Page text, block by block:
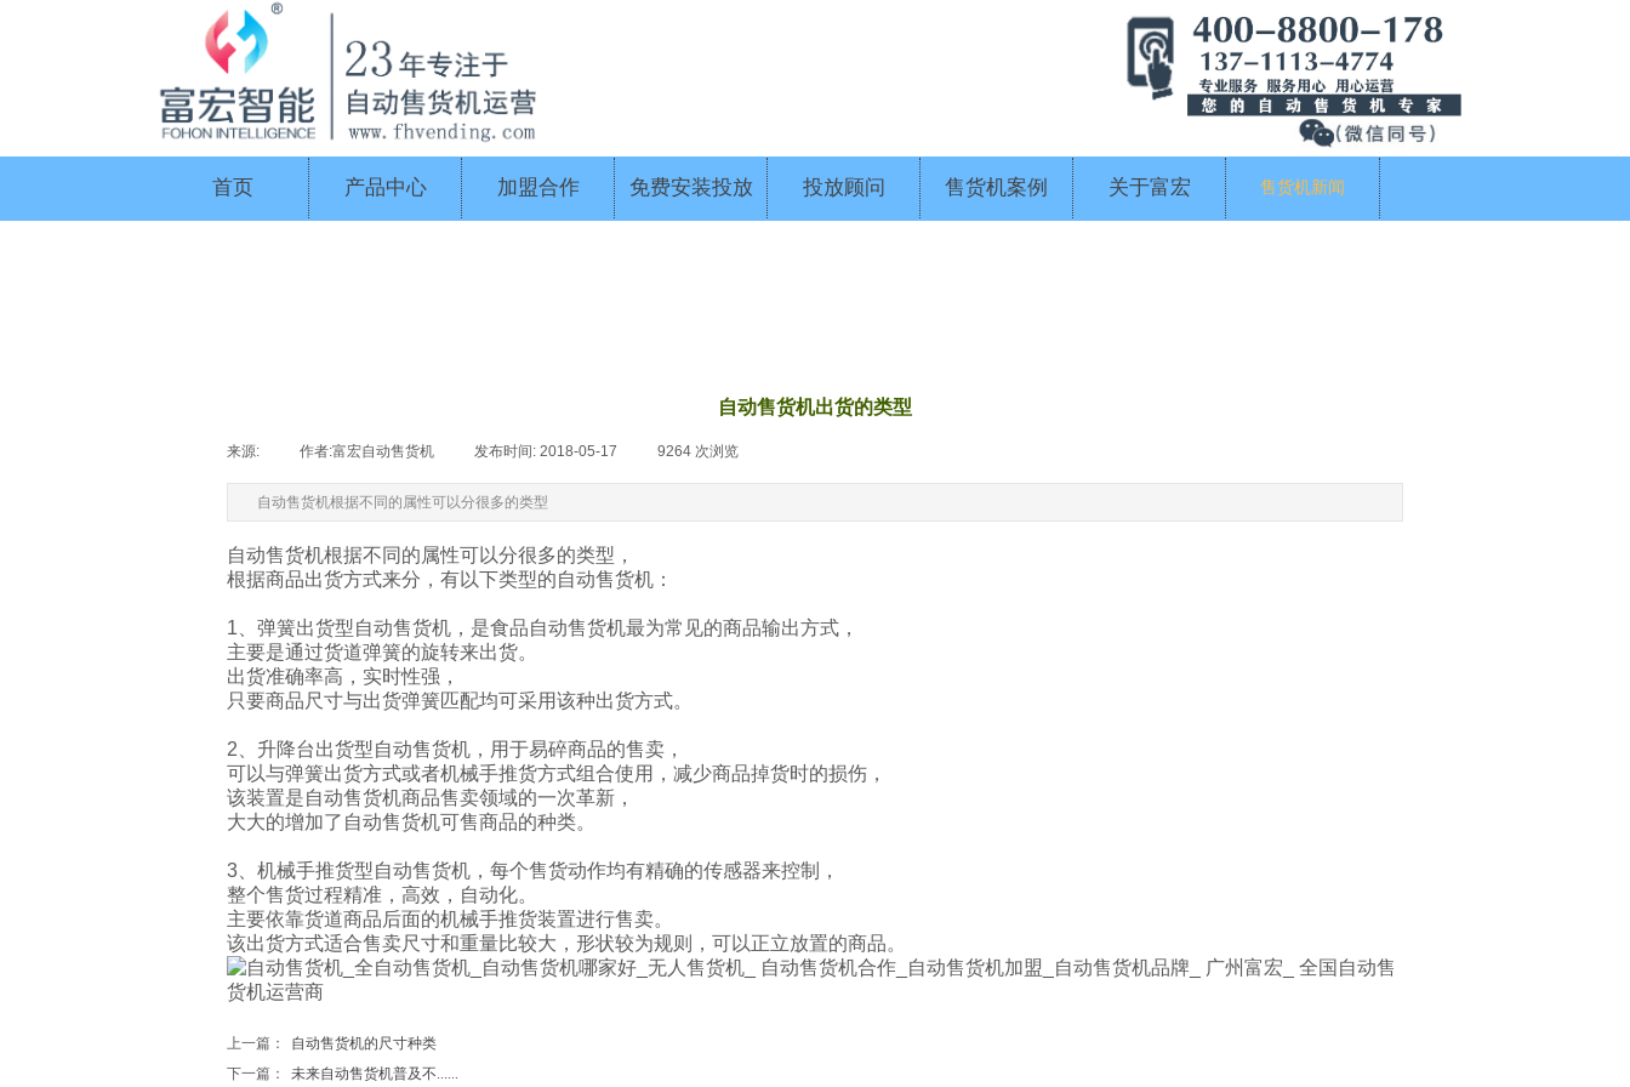
首页 产品中心 加盟合作 免费安装投放 投放顾问 售货机案例 关于富宏 售货机新闻
自动售货机出货的类型
来源: 作者:富宏自动售货机 发布时间: 2018-05-17 9264 次浏览
自动售货机根据不同的属性可以分很多的类型
自动售货机根据不同的属性可以分很多的类型，
根据商品出货方式来分， 有以下类型的自动售货机：
1、弹簧出货型自动售货机，是食品自动售货机最为常见的商品输出方式，
主要是通过货道弹簧的旋转来出货。
出货准确率高，实时性强，
只要商品尺寸与出货弹簧匹配均可采用该种出货方式。
2、升降台出货型自动售货机，用于易碎商品的售卖，
可以与弹簧出货方式或者机械手推货方式组合使用，减少商品掉货时的损伤，
该装置是自动售货机商品售卖领域的一次革新，
大大的增加了自动售货机可售商品的种类。
3、机械手推货型自动售货机，每个售货动作均有精确的传感器来控制，
整个售货过程精准，高效，自动化。
主要依靠货道商品后面的机械手推货装置进行售卖。
该出货方式适合售卖尺寸和重量比较大，形状较为规则，可以正立放置的商品。
上一篇：
自动售货机的尺寸种类
下一篇：
未来自动售货机普及不......